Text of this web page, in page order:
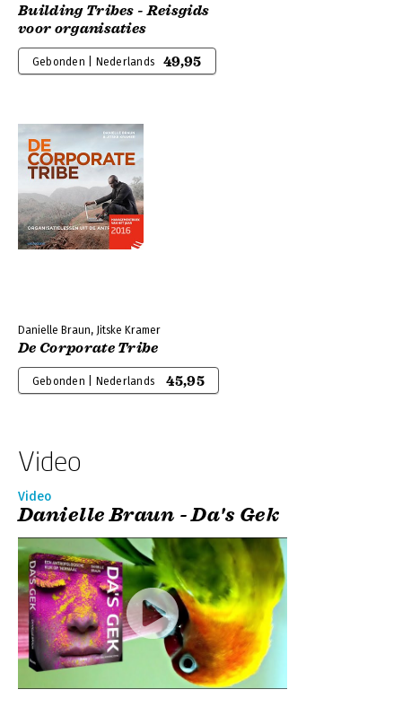
Building Tribes - Reisgids
voor organisaties
Gebonden | Nederlands 49,95
Danielle Braun, Jitske Kramer
De Corporate Tribe
Gebonden | Nederlands 45,95
Video
Video
Danielle Braun - Da's Gek